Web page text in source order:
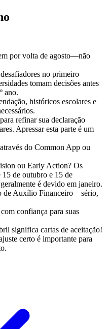
por volta de agosto—não
no primeiro
tomam decisões antes
ano.
históricos escolares e
refinar sua declaração
Apressar esta parte é um
do Common App ou
ou Early Action? Os
15 de outubro e 15 de
é devido em janeiro.
de Auxílio Financeiro—sério,
confiança para suas
significa cartas de aceitação!
certo é importante para